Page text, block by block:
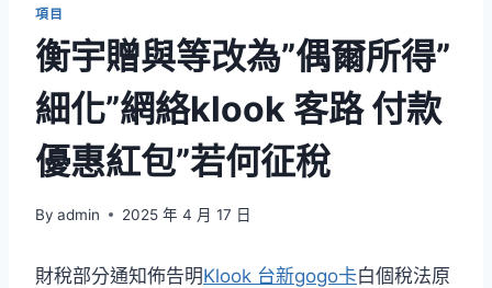
項目
衡宇贈與等改為”偶爾所得”
細化”網絡klook 客路 付款
優惠紅包”若何征稅
By admin 2025 年 4 月 17 日
財稅部分通知佈告明Klook 台新gogo卡白個稅法原